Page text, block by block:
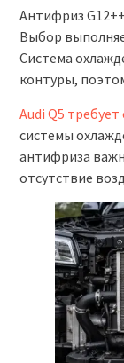
Антифриз
Выбор
Система
контуры,
Audi Q5
системы
антифриза
отсутствие